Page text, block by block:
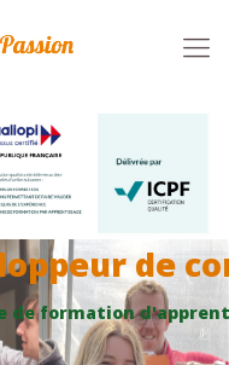
de
de formation